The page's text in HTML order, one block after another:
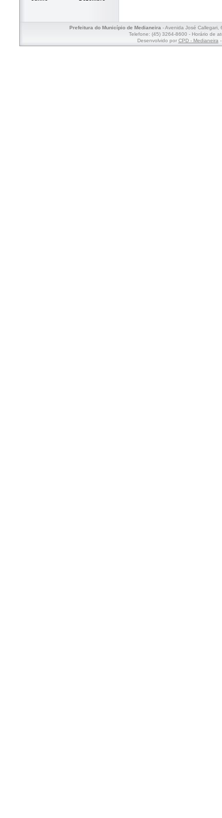
Prefeitura do Município de Medianeira- Avenida José Callegari,
Telefone: (45) 3264-8600 - Horário de
Desenvolvido por CPD - Medianeira-